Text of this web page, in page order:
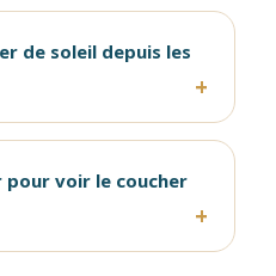
de soleil depuis les
pour voir le coucher